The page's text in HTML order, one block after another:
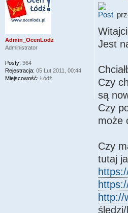
Jest
Czy
są
Czy
może
Czy
tutaj
http://
Admin_OcenLodz
Administrator
Posty: 364
Rejestracja: 05 Lut 2011, 00:44
Miejscowość: Łódź